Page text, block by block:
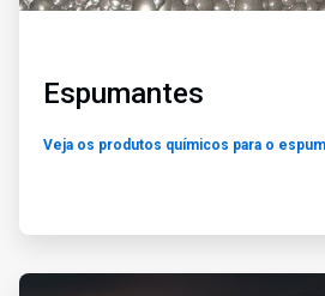
Espumantes
Veja os produtos químicos para o
ArticleTile